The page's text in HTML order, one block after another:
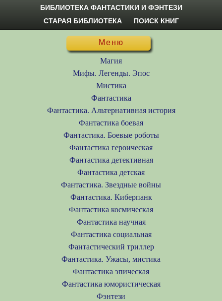
БИБЛИОТЕКА ФАНТАСТИКИ И ФЭНТЕЗИ
СТАРАЯ БИБЛИОТЕКА
ПОИСК КНИГ
Меню
Магия
Мифы. Легенды. Эпос
Мистика
Фантастика
Фантастика. Альтернативная история
Фантастика боевая
Фантастика. Боевые роботы
Фантастика героическая
Фантастика детективная
Фантастика детская
Фантастика. Звездные войны
Фантастика. Киберпанк
Фантастика космическая
Фантастика научная
Фантастика социальная
Фантастический триллер
Фантастика. Ужасы, мистика
Фантастика эпическая
Фантастика юмористическая
Фэнтези